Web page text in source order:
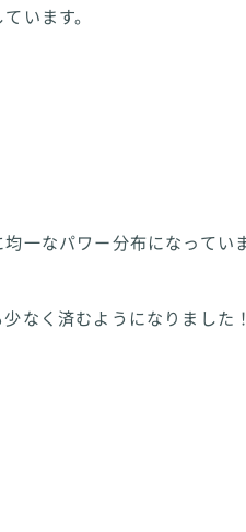
います。
一なパワー分布になっていま
なく済むようになりました！